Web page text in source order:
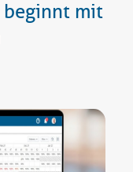
beginnt mit